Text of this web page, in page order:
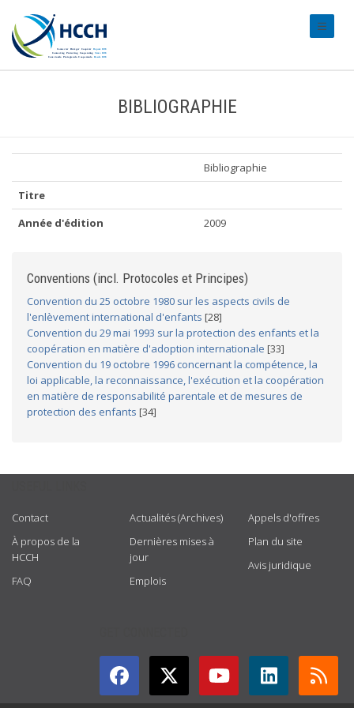
BIBLIOGRAPHIE
Bibliographie
Titre
Année d'édition
2009
Conventions (incl. Protocoles et Principes)
Convention du 25 octobre 1980 sur les aspects civils de
l'enlèvement international d'enfants [28]
Convention du 29 mai 1993 sur la protection des enfants et la
coopération en matière d'adoption internationale [33]
Convention du 19 octobre 1996 concernant la compétence, la
loi applicable, la reconnaissance, l'exécution et la coopération
en matière de responsabilité parentale et de mesures de
protection des enfants [34]
Contact
À propos de la
HCCH
FAQ
Actualités (Archives)
Dernières mises à
jour
Emplois
Appels d'offres
Plan du site
Avis juridique